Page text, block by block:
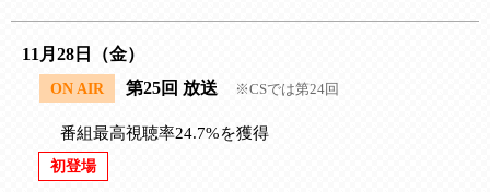
11月28日（金）
ON AIR 第25回 放送 ※CSでは第24回
番組最高視聴率24.7%を獲得
初登場